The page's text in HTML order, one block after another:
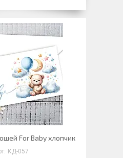
For Baby хлопчик
КД-057